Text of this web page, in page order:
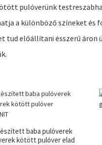
pulóverünk
a különböző színeket és
tud előállítani ésszerű áron
baba pulóverek
kötött pulóver elad